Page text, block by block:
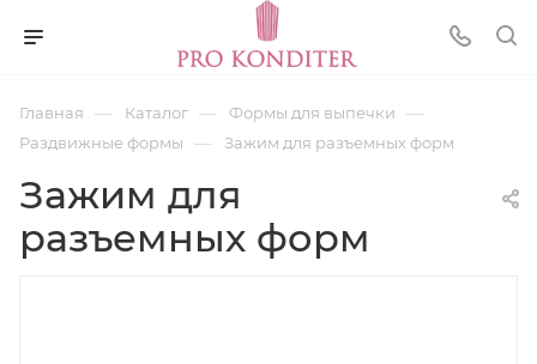
Главная — Каталог — Формы для выпечки —
Раздвижные формы — Зажим для разъемных форм
Зажим для
разъемных форм